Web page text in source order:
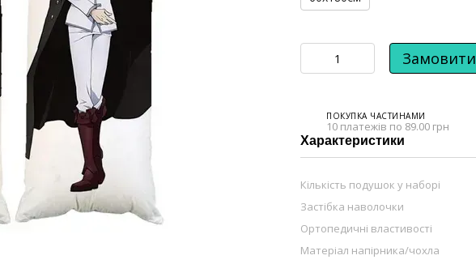
Замовити
ПОКУПКА ЧАСТИНАМИ
10 платежів по 89.00 грн
Характеристики
Кількість подушок у наборі
Застібка наволочки
Ортопедичні властивості
Матеріал напірника/чохла